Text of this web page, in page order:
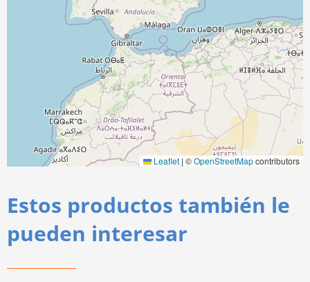
Leaflet | ©OpenStreetMapcontributors
Estos productos también le
pueden interesar